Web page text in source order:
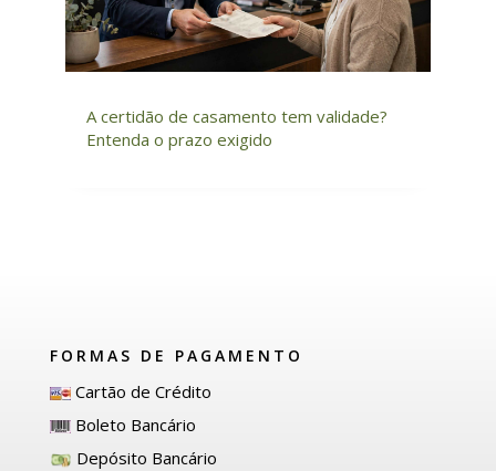
A certidão de casamento tem validade?
Entenda o prazo exigido
FORMAS DE PAGAMENTO
Cartão de Crédito
Boleto Bancário
Depósito Bancário